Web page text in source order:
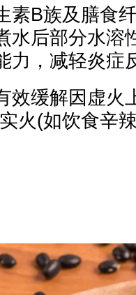
素B族及膳食
水后部分水溶
力，减轻炎症
效缓解因虚火
火(如饮食辛